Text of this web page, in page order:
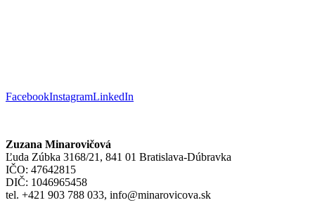
FacebookInstagramLinkedIn
Zuzana Minarovičová
Ľuda Zúbka 3168/21, 841 01 Bratislava-Dúbravka
IČO: 47642815
DIČ: 1046965458
tel. +421 903 788 033, info@minarovicova.sk